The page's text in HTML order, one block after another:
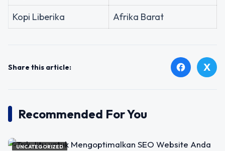
Kopi Liberika
Afrika Barat
Share this article: facebook X
Recommended For You
UNCATEGORIZED